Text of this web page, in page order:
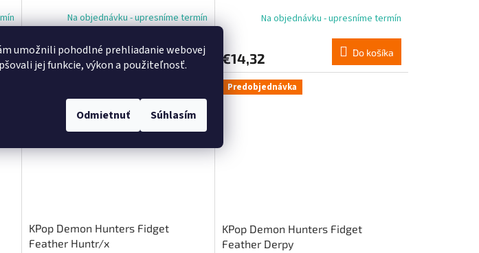
umožnili pohodlné prehliadanie webovej
jej funkcie, výkon a použiteľnosť.
Odmietnuť Súhlasím
Na objednávku - upresníme termín
€14,32 Do košíka
Na objednávku - upresníme termín
€14,32 Do košíka
KPop Demon Hunters Fidget
Feather Huntr/x
Predobjednávka
KPop Demon Hunters Fidget
Feather Derpy